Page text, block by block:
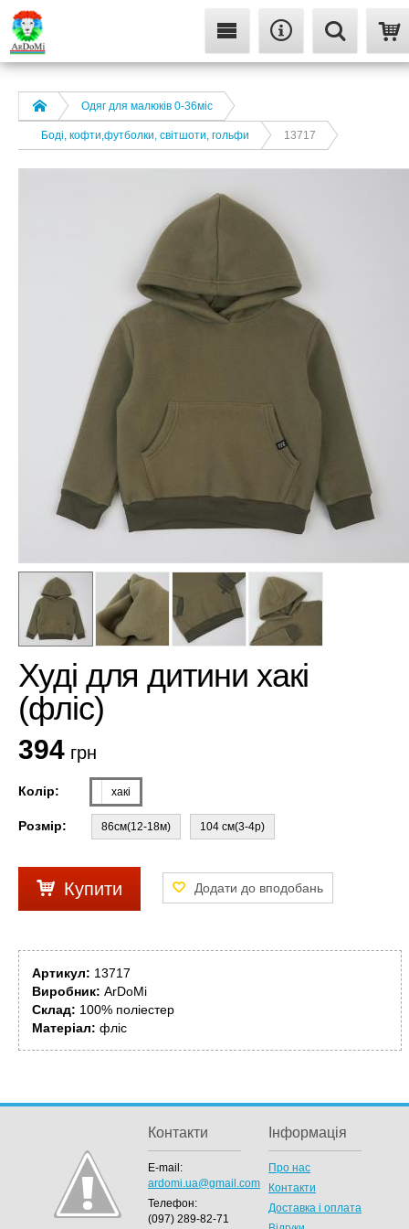
Одяг для малюків 0-36міс
Боді, кофти,футболки, світшоти, гольфи 13717
Худі для дитини хакі
(фліс)
394 грн
Колір: хакі
Розмір: 86см(12-18м) 104 см(3-4р)
Купити
Артикул: 13717
Виробник: ArDoMi
Склад: 100% поліестер
Матеріал: фліс
Контакти
E-mail:
ardomi.ua@gmail.com
Телефон:
(097) 289-82-71
Інформація
Про нас
Контакти
Доставка і оплата